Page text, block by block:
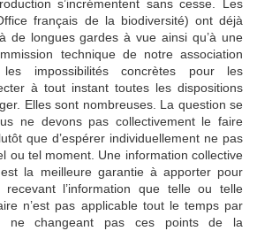
s’incrémentent sans cesse. Les
français de la biodiversité) ont déjà
de longues gardes à vue ainsi qu’à une
technique de notre association
impossibilités concrètes pour les
à tout instant toutes les dispositions
Elles sont nombreuses. La question se
ne devons pas collectivement le faire
que d’espérer individuellement ne pas
ou tel moment. Une information collective
la meilleure garantie à apporter pour
l’information que telle ou telle
n’est pas applicable tout le temps par
ne changeant pas ces points de la